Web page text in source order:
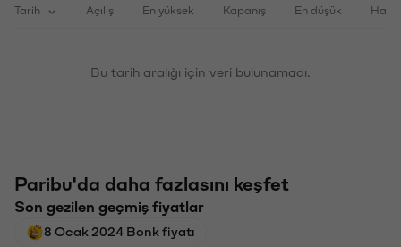
Tarih Açılış En yüksek Kapanış En düşük
Bu tarih aralığı için veri bulunamadı.
Paribu'da daha fazlasını keşfet
Son gezilen geçmiş fiyatlar
8 Ocak 2024 Bonk fiyatı